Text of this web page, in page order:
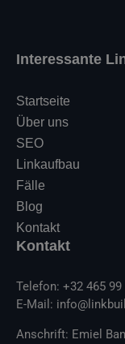
Interessante
Startseite
Über uns
SEO
Linkaufbau
Fälle
Blog
Kontakt
Kontakt
Telefon: +32 465 99
E-Mail:
Anschrift: Emiel